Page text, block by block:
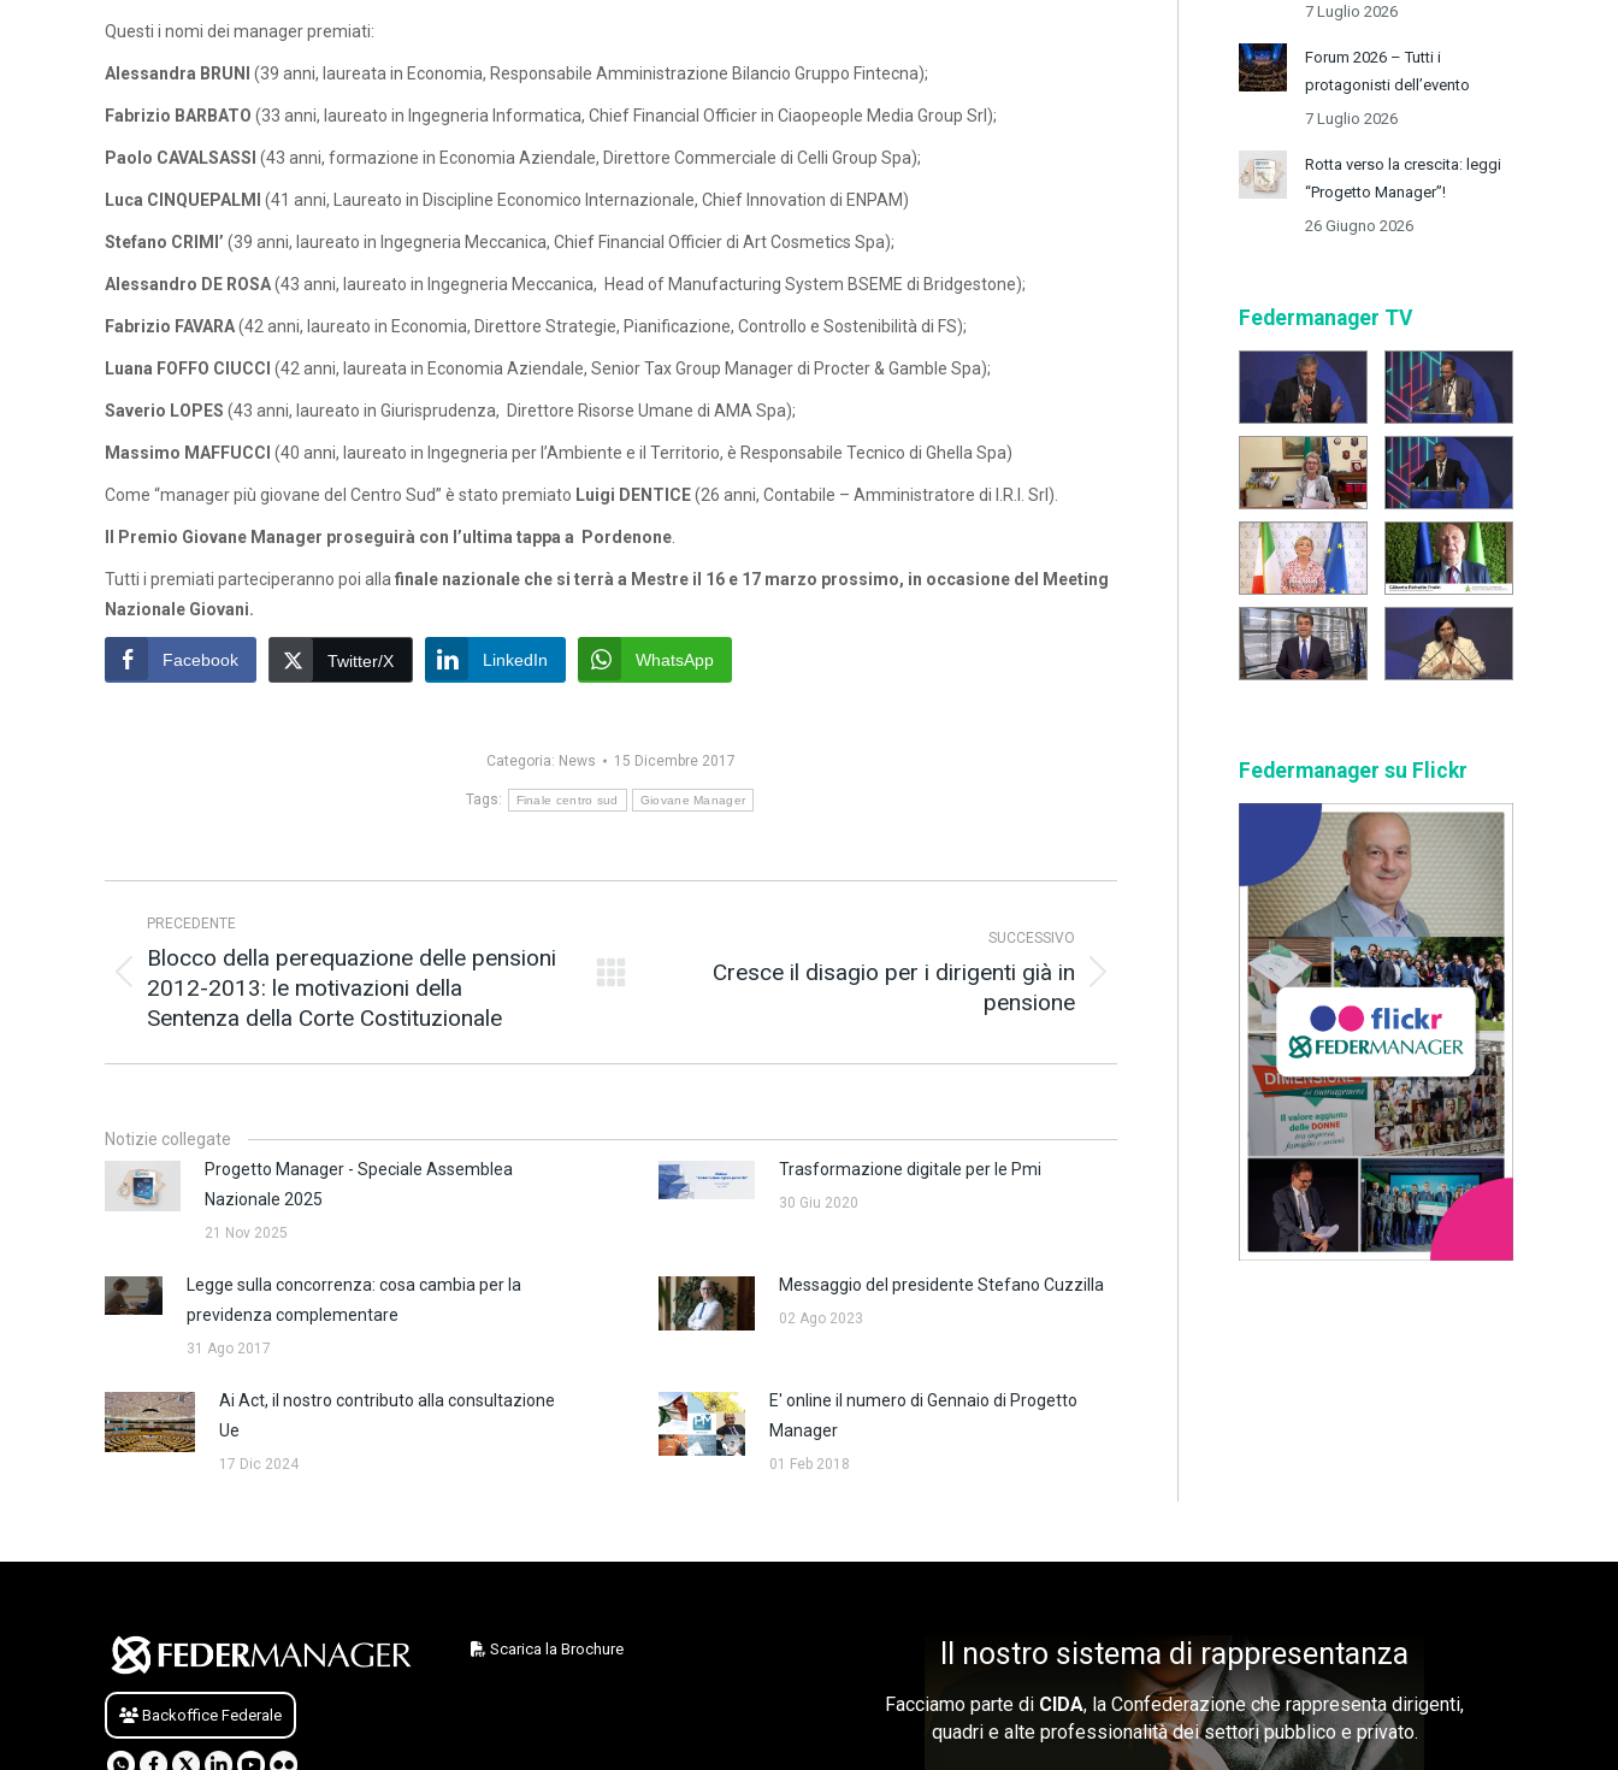
Questi i nomi dei manager premiati:
Alessandra BRUNI (39 anni, laureata in Economia, Responsabile Amministrazione Bilancio Gruppo Fintecna);
Fabrizio BARBATO (33 anni, laureato in Ingegneria Informatica, Chief Financial Officier in Ciaopeople Media Group Srl);
Paolo CAVALSASSI (43 anni, formazione in Economia Aziendale, Direttore Commerciale di Celli Group Spa);
Luca CINQUEPALMI (41 anni, Laureato in Discipline Economico Internazionale, Chief Innovation di ENPAM)
Stefano CRIMI’ (39 anni, laureato in Ingegneria Meccanica, Chief Financial Officier di Art Cosmetics Spa);
Alessandro DE ROSA(43 anni, laureato in Ingegneria Meccanica, Head of Manufacturing System BSEME di Bridgestone);
Fabrizio FAVARA(42 anni, laureato in Economia, Direttore Strategie, Pianificazione, Controllo e Sostenibilità di FS);
Luana FOFFO CIUCCI (42 anni, laureata in Economia Aziendale, Senior Tax Group Manager di Procter & Gamble Spa);
Saverio LOPES (43 anni, laureato in Giurisprudenza, Direttore Risorse Umane di AMA Spa);
Massimo MAFFUCCI (40 anni, laureato in Ingegneria per l’Ambiente e il Territorio, è Responsabile Tecnico di Ghella Spa)
Come “manager più giovane del Centro Sud” è stato premiato Luigi DENTICE(26 anni, Contabile – Amministratore di I.R.I. Srl).
Il Premio Giovane Manager proseguirà con l’ultima tappa a Pordenone
Tutti i premiati parteciperanno poi alla finale nazionale che si terrà a Mestre il 16 e 17 marzo prossimo, in occasione del Meeting
Nazionale Giovani.
Facebook Twitter/X LinkedIn WhatsApp
Categoria: News 15 Dicembre 2017
Tags: Finale centro sud Giovane Manager
post
PRECEDENTE
Post
precedente:
Blocco della perequazione delle pensioni
2012-2013: le motivazioni della
Sentenza della Corte Costituzionale
SUCCESSIVO
ProssimoCresce il disagio per i dirigenti già in
pensione
Notizie collegate
Progetto Manager - Speciale Assemblea
Nazionale 2025
21 Nov 2025
Trasformazione digitale per le Pmi
30 Giu 2020
Legge sulla concorrenza: cosa cambia per la
previdenza complementare
31 Ago 2017
Messaggio del presidente Stefano Cuzzilla
02 Ago 2023
Ai Act, il nostro contributo alla consultazione
Ue
17 Dic 2024
E' online il numero di Gennaio di Progetto
Manager
01 Feb 2018
7 Luglio 2026
Forum 2026 – Tutti i
protagonisti dell’evento
7 Luglio 2026
Rotta verso la crescita: leggi
“Progetto Manager”!
26 Giugno 2026
Federmanager TV
Federmanager su Flickr
Backoffice Federale
Scarica la Brochure Il nostro sistema di rappresentanza
Facciamo parte di CIDA, la Confederazione che rappresenta dirigenti,
quadri e alte professionalità dei settori pubblico e privato.